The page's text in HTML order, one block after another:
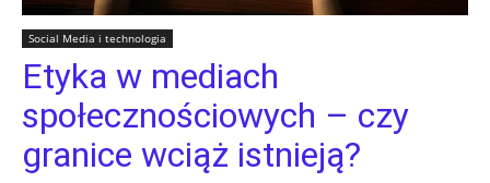
Social Media i technologia
Etyka w mediach
społecznościowych – czy
granice wciąż istnieją?